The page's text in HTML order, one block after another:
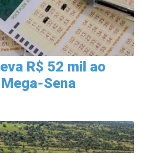
R$ 52 mil ao
Sena